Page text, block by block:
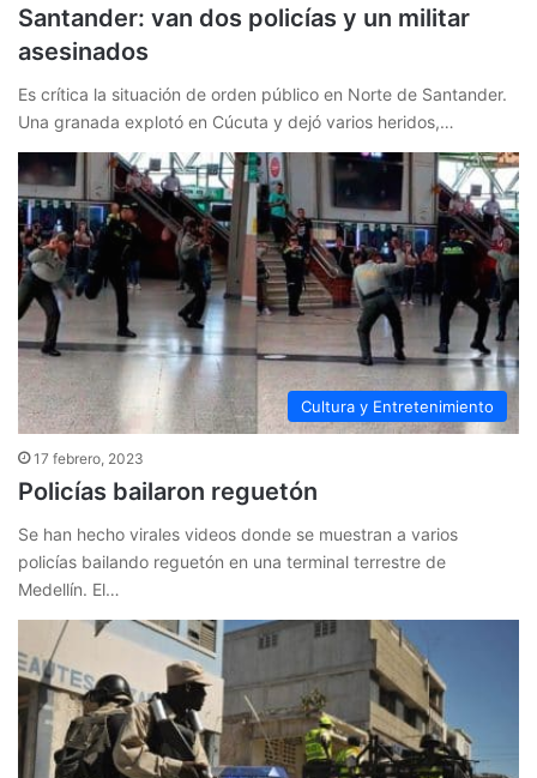
Santander: van dos policías y un militar
asesinados
Es crítica la situación de orden público en Norte de Santander.
Una granada explotó en Cúcuta y dejó varios heridos,…
Cultura y Entretenimiento
17 febrero, 2023
Policías bailaron reguetón
Se han hecho virales videos donde se muestran a varios
policías bailando reguetón en una terminal terrestre de
Medellín. El…